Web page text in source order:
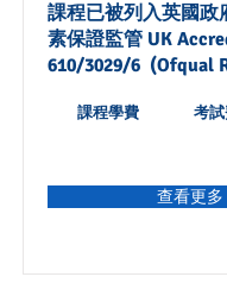
課程已被列入英國政
素保證監管 UK
610/3029/6 (Ofqual
課程學費 考
查看更多